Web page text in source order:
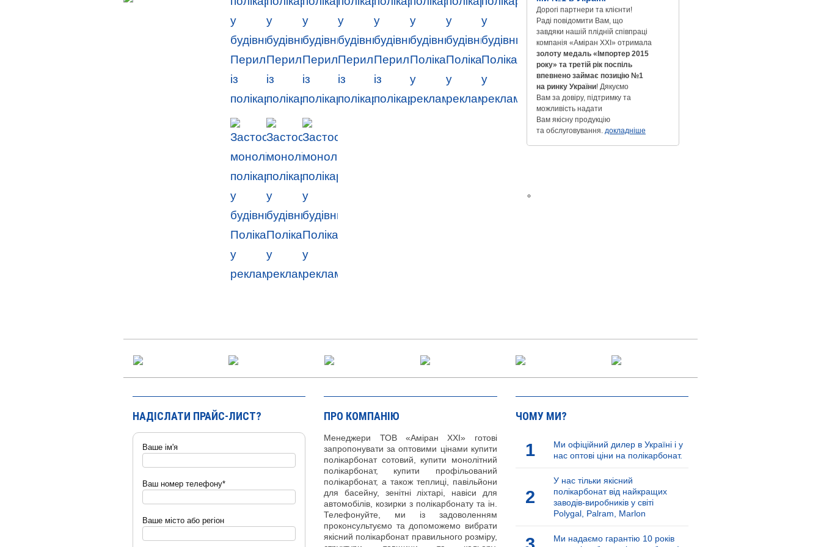
Дорогі партнери та клієнти!
Раді повідомити Вам, що
завдяки нашій плідній співпраці
компанія «Аміран XXI» отримала
золоту медаль «Імпортер 2015
року» та третій рік поспіль
впевнено займає позицію №1
на ринку України! Дякуємо
Вам за довіру, підтримку та
можливість надати
Вам якісну продукцію
та обслуговування. докладніше
НАДІСЛАТИ ПРАЙС-ЛИСТ?
Ваше ім'я
Ваш номер телефону*
Ваше місто або регіон
ПРО КОМПАНІЮ
Менеджери ТОВ «Аміран XXI» готові
запропонувати за оптовими цінами купити
полікарбонат сотовий, купити монолітний
полікарбонат, купити профільований
полікарбонат, а також теплиці, павільйони
для басейну, зенітні ліхтарі, навіси для
автомобілів, козирки з полікарбонату та ін.
Телефонуйте, ми із задоволенням
проконсультуємо та допоможемо вибрати
якісний полікарбонат правильного розміру,
ЧОМУ МИ?
1
Ми офіційний дилер в Україні і у
нас оптові ціни на полікарбонат.
2
У нас тільки якісний
полікарбонат від найкращих
заводів-виробників у світі
Polygal, Palram, Marlon
Ми надаємо гарантію 10 років